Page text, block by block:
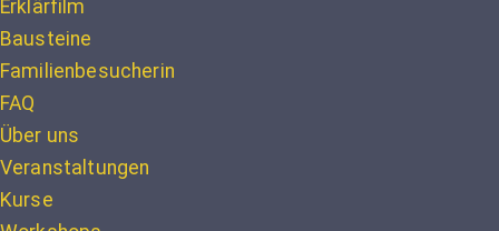
Erklärfilm
Bausteine
Familienbesucherin
FAQ
Über uns
Veranstaltungen
Kurse